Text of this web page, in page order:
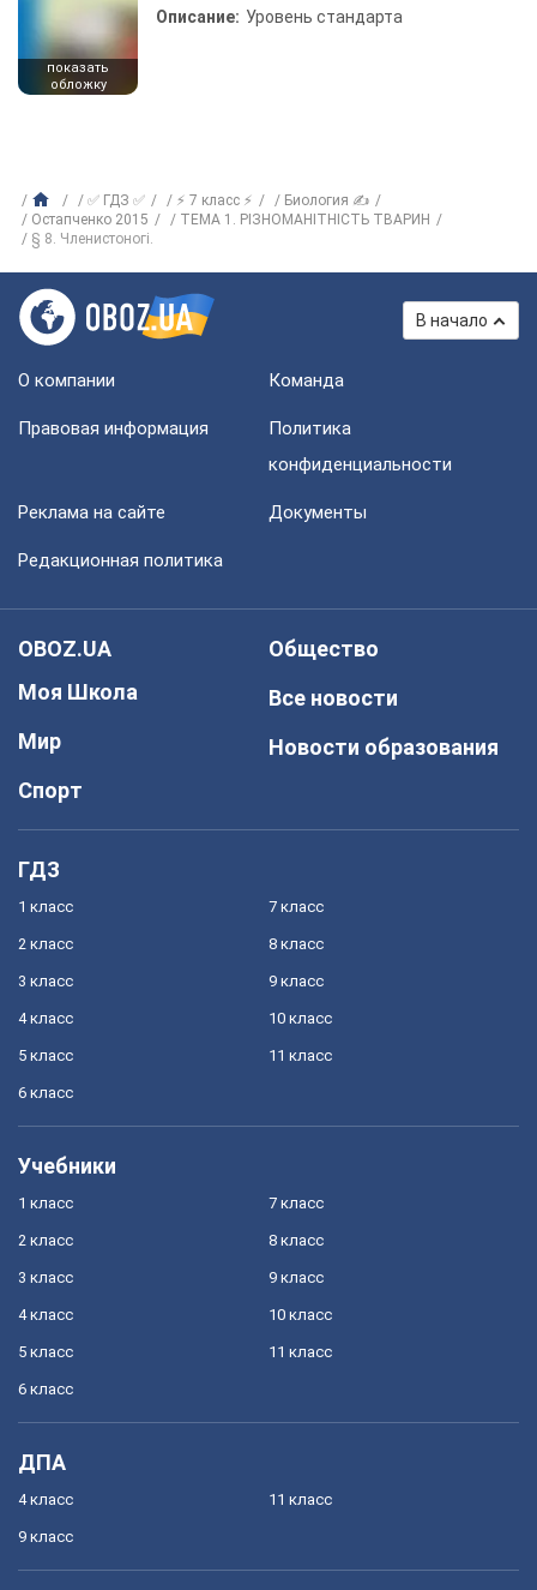
показать
обложку
Описание: Уровень стандарта
✅ ГДЗ ✅ ⚡ 7 класс ⚡
Биология ✍
Остапченко 2015
ТЕМА 1. РІЗНОМАНІТНІСТЬ ТВАРИН
§ 8. Членистоногі.
В начало
О компании Команда
Правовая информация
Политика
конфиденциальности
Реклама на сайте Документы
Редакционная политика
OBOZ.UA
Моя Школа
Мир
Спорт
Общество
Все новости
Новости образования
ГДЗ
1 класс
2 класс
3 класс
4 класс
5 класс
6 класс
7 класс
8 класс
9 класс
10 класс
11 класс
Учебники
1 класс
2 класс
3 класс
4 класс
5 класс
6 класс
7 класс
8 класс
9 класс
10 класс
11 класс
ДПА
4 класс
9 класс
11 класс